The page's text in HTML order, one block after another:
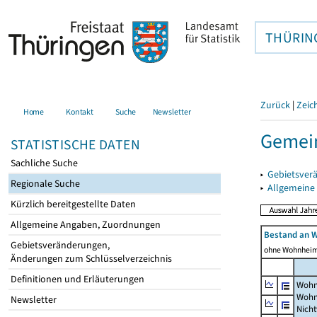
Home Kontakt Suche Newsletter
STATISTISCHE DATEN
Sachliche Suche
Regionale Suche
Kürzlich bereitgestellte Daten
Allgemeine Angaben, Zuordnungen
Gebietsveränderungen,
Änderungen zum Schlüsselverzeichnis
Definitionen und Erläuterungen
Newsletter
Zurück |
▸
▸
Bestand an
ohne